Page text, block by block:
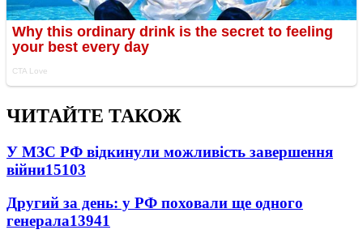
ЧИТАЙТЕ ТАКОЖ
У МЗС РФ відкинули можливість завершення
війни15103
Другий за день: у РФ поховали ще одного
генерала13941